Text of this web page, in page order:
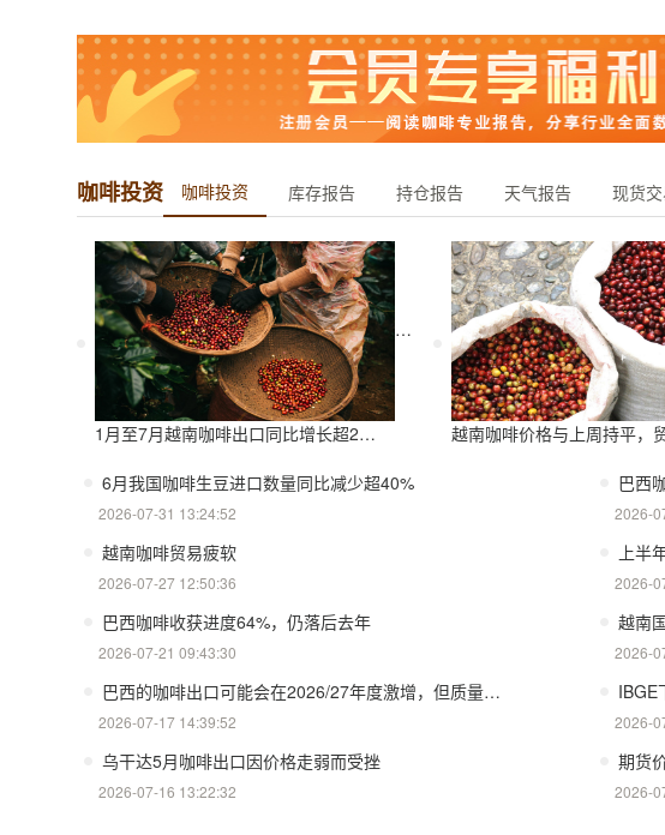
咖啡投资 咖啡投资 库存报告 持仓报告 天气报告 现货
1月至7月越南咖啡出口同比增长超20%，产量也将是过去四年来最高 越南咖啡价格与上周持平，贸易
6月我国咖啡生豆进口数量同比减少超40%
2026-07-31 13:24:52 2026-
越南咖啡贸易疲软
2026-07-27 12:50:36
上半
2026-
巴西咖啡收获进度64%，仍落后去年
2026-07-21 09:43:30
越南
2026-
巴西的咖啡出口可能会在2026/27年度激增，但质量方面存在挑战
2026-07-17 14:39:52 2026-
乌干达5月咖啡出口因价格走弱而受挫
2026-07-16 13:22:32
期货
2026-